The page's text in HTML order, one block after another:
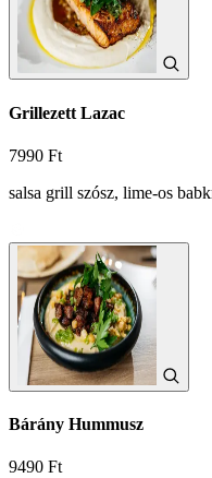
Grillezett Lazac
7990 Ft
salsa grill szósz, lime-os
Bárány Hummusz
9490 Ft